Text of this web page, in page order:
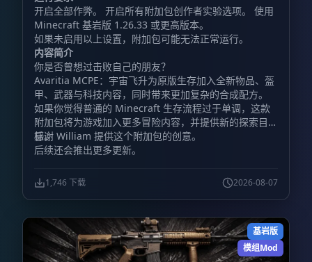
开启全部作弊。 开启所有附加包创作者实验选项。 使用
Minecraft 基岩版 1.26.33 或更高版本。
如果未启用以上设置，附加包可能无法正常运行。
内容简介
你是否曾想过击败自己的朋友？
Avaritia MCPE：宇宙飞升为原版生存加入全新物品、盔
甲、武器与科技内容，同时带来更加复杂的合成配方。
如果你觉得普通的 Minecraft 生存流程过于单调，这款
附加包将为游戏加入更多冒险内容，并提供新的探索目
标。
感谢 William 提供这个附加包的创意。
后续还会推出更多更新。
1,746 下载 2026-08-07
基岩版
模组Mod